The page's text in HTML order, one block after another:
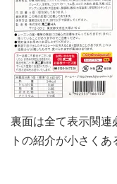
裏面は全て表示関連
トの紹介が小さくあ